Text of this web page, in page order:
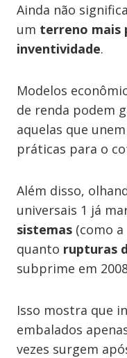
Ainda não
um terreno mais
inventividade.
Modelos
de renda podem
aquelas que
práticas para o
Além disso,
universais 1 já
sistemas (como
quanto rupturas
subprime em
Isso mostra que
embalados
vezes surgem